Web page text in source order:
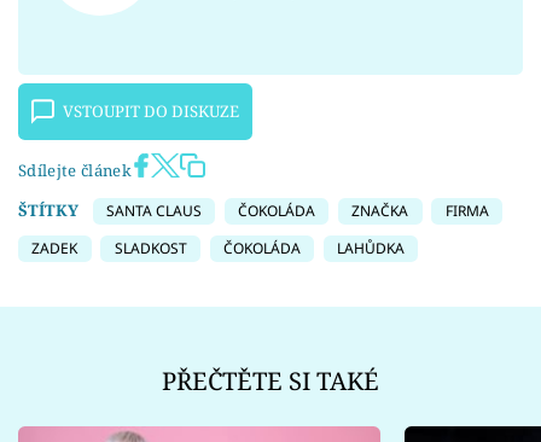
VSTOUPIT DO DISKUZE
Sdílejte článek
ŠTÍTKY
SANTA CLAUS ČOKOLÁDA ZNAČKA
FIRMA
ZADEK
SLADKOST ČOKOLÁDA LAHŮDKA
PŘEČTĚTE SI TAKÉ